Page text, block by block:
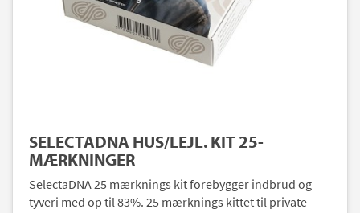
SELECTADNA HUS/LEJL. KIT 25-
MÆRKNINGER
SelectaDNA 25 mærknings kit forebygger indbrud og
tyveri med op til 83%. 25 mærknings kittet til private